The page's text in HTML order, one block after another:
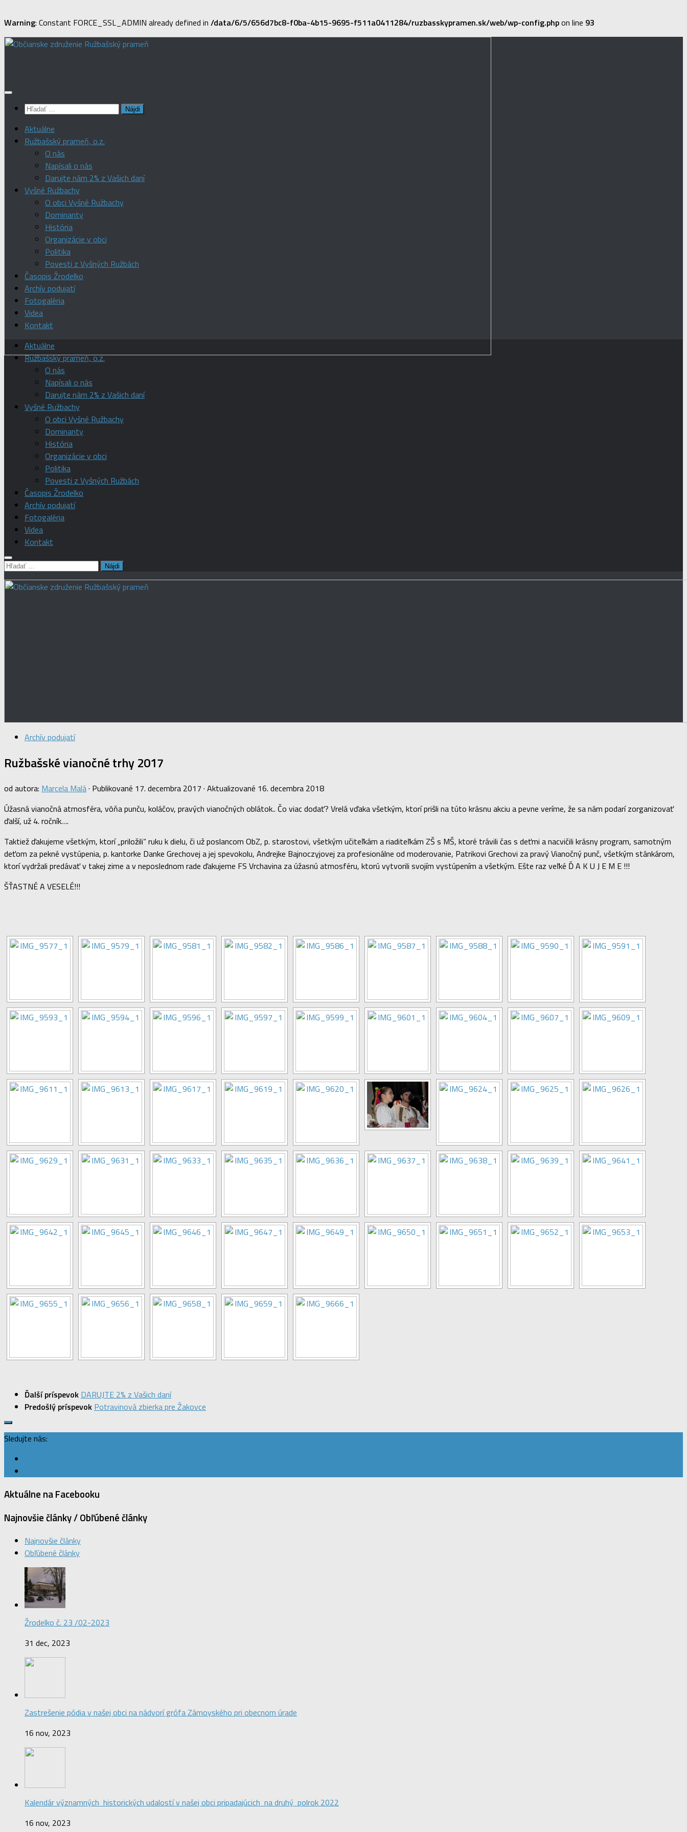
Warning: Constant FORCE_SSL_ADMIN already defined in /data/6/5/656d7bc8-f0ba-4b15-9695-f511a0411284/ruzbasskypramen.sk/web/wp-config.phpon line 93
Preskočiť
Hľadať:
Aktuálne
Ružbašský prameň, o.z.
O nás
Napísali o nás
Darujte nám 2% z Vašich daní
Vyšné Ružbachy
O obci Vyšné Ružbachy
Dominanty
História
Organizácie v obci
Politika
Povesti z Vyšných Ružbách
Časopis Žrodelko
Archív podujatí
Fotogaléria
Videa
Kontakt
Aktuálne
Ružbašský prameň, o.z.
O nás
Napísali o nás
Darujte nám 2% z Vašich daní
Vyšné Ružbachy
O obci Vyšné Ružbachy
Dominanty
História
Organizácie v obci
Politika
Povesti z Vyšných Ružbách
Časopis Žrodelko
Archív podujatí
Fotogaléria
Videa
Kontakt
Hľadať:
Archív podujatí
Ružbašské vianočné trhy 2017
od autora: Marcela Malá· Publikované 17. decembra 2017 · Aktualizované 16. decembra 2018
Úžasná vianočná atmosféra, vôňa punču, koláčov, pravých vianočných oblátok.. Čo viac dodať? Vrelá vďaka všetkým, ktorí prišli na túto krásnu akciu a pevne veríme, že sa nám podarí zorganizovať
ďalší, už 4. ročník….
Taktiež ďakujeme všetkým, ktorí „priložili“ ruku k dielu, či už poslancom ObZ, p. starostovi, všetkým učiteľkám a riaditeľkám ZŠ s MŠ, ktoré trávili čas s deťmi a nacvičili krásny program, samotným
deťom za pekné vystúpenia, p. kantorke Danke Grechovej a jej spevokolu, Andrejke Bajnoczyjovej za profesionálne od moderovanie, Patrikovi Grechovi za pravý Vianočný punč, všetkým stánkárom,
ktorí vydržali predávať v takej zime a v neposlednom rade ďakujeme FS Vrchavina za úžasnú atmosféru, ktorú vytvorili svojím vystúpením a všetkým. Ešte raz veľké Ď A K U J E M E !!!
ŠŤASTNÉ A VESELÉ!!!
Ďalší príspevok DARUJTE 2% z Vašich daní
Predošlý príspevok Potravinová zbierka pre Žakovce
Sledujte nás:
Aktuálne na Facebooku
Najnovšie články / Obľúbené články
Najnovšie články
Obľúbené články
Žrodelko č. 23 /02-2023
31 dec, 2023
Zastrešenie pódia v našej obci na nádvorí grófa Zámoyského pri obecnom úrade
16 nov, 2023
Kalendár významných historických udalostí v našej obci pripadajúcich na druhý polrok 2022
16 nov, 2023